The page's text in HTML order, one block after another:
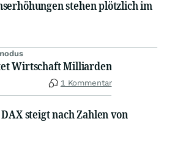
stehen plötzlich im
Wirtschaft Milliarden
1 Kommentar
steigt nach Zahlen von